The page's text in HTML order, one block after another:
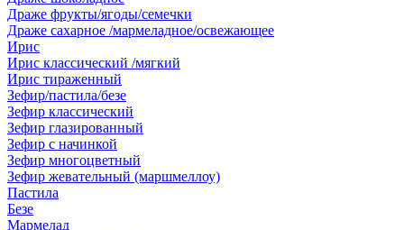
Драже фрукты/ягоды/семечки
Драже сахарное /мармеладное/освежающее
Ирис
Ирис классический /мягкий
Ирис тираженный
Зефир/пастила/безе
Зефир классический
Зефир глазированный
Зефир с начинкой
Зефир многоцветный
Зефир жевательный (маршмеллоу)
Пастила
Безе
Мармелад